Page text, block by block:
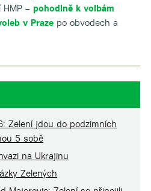
– pohodlně k volbám
v Prazepo obvodech a
Zelení jdou do podzimních
5 sobě
na Ukrajinu
Zelených